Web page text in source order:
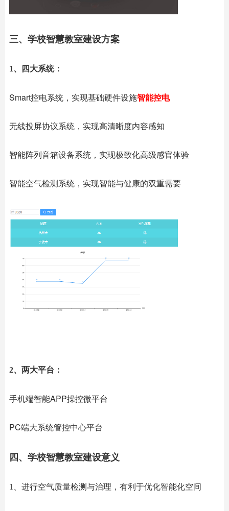
三、学校智慧教室建设方案
1、四大系统：
Smart控电系统，实现基础硬件设施智能控电
无线投屏协议系统，实现高清晰度内容感知
智能阵列音箱设备系统，实现极致化高级感官体验
智能空气检测系统，实现智能与健康的双重需要
2、两大平台：
手机端智能APP操控微平台
PC端大系统管控中心平台
四、学校智慧教室建设意义
1、进行空气质量检测与治理，有利于优化智能化空间